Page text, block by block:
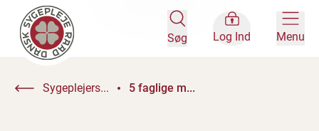
Søg Log Ind Menu
Sygeplejers... 5 faglige m...